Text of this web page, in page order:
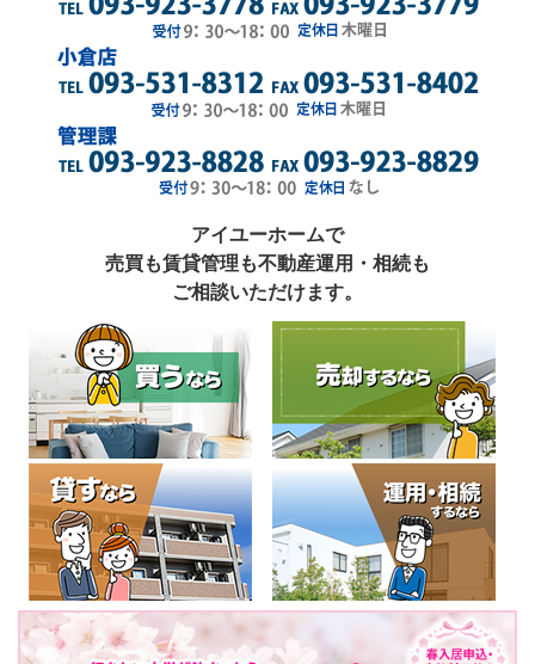
アイユーホームで
売買も賃貸管理も不動産運用・相続も
ご相談いただけます。